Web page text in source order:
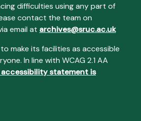
difficulties using any part of
contact the team on
email at archives@sruc.ac.uk
make its facilities as accessible
In line with WCAG 2.1 AA
statement is